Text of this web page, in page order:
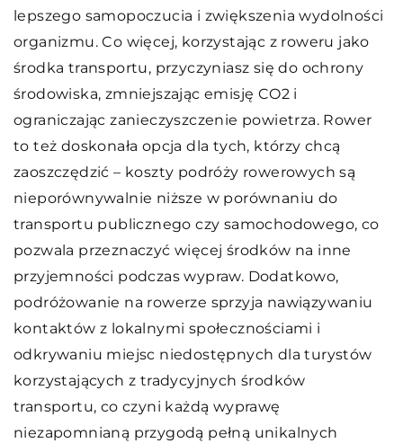
lepszego samopoczucia i zwiększenia wydolności
organizmu. Co więcej, korzystając z roweru jako
środka transportu, przyczyniasz się do ochrony
środowiska, zmniejszając emisję CO2 i
ograniczając zanieczyszczenie powietrza. Rower
to też doskonała opcja dla tych, którzy chcą
zaoszczędzić – koszty podróży rowerowych są
nieporównywalnie niższe w porównaniu do
transportu publicznego czy samochodowego, co
pozwala przeznaczyć więcej środków na inne
przyjemności podczas wypraw. Dodatkowo,
podróżowanie na rowerze sprzyja nawiązywaniu
kontaktów z lokalnymi społecznościami i
odkrywaniu miejsc niedostępnych dla turystów
korzystających z tradycyjnych środków
transportu, co czyni każdą wyprawę
niezapomnianą przygodą pełną unikalnych